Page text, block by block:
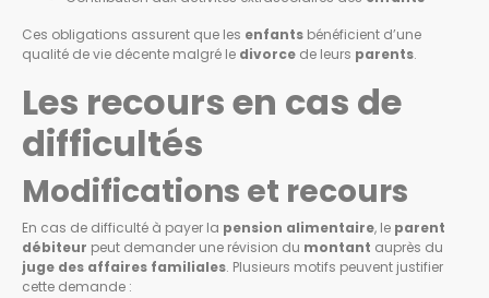
Ces obligations assurent que les enfants bénéficient d’une
qualité de vie décente malgré le divorce de leurs parents.
Les recours en cas de
difficultés
Modifications et recours
En cas de difficulté à payer la pension alimentaire, le parent
débiteur peut demander une révision du montant auprès du
juge des affaires familiales. Plusieurs motifs peuvent justifier
cette demande :